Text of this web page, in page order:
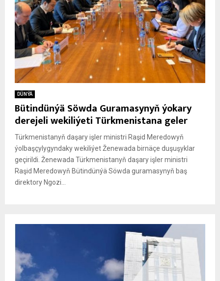
DÜNÝÄ
Bütindünýä Söwda Guramasynyň ýokary
derejeli wekiliýeti Türkmenistana geler
Türkmenistanyň daşary işler ministri Raşid Meredowyň
ýolbaşçylygyndaky wekiliýet Ženewada birnäçe duşuşyklar
geçirildi. Ženewada Türkmenistanyň daşary işler ministri
Raşid Meredowyň Bütindünýä Söwda guramasynyň baş
direktory Ngozi...